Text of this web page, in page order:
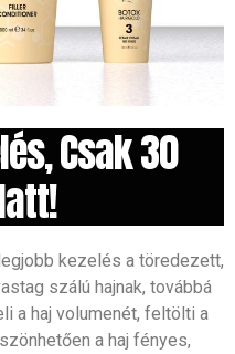
Csak 30
kezelés a töredezett,
szálú hajnak, továbbá
a haj volumenét, feltölti a
a haj fényes,